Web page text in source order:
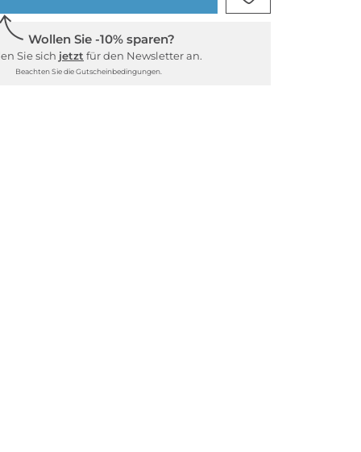
Wollen Sie -10% sparen?
Sie sich jetzt für den Newsletter an.
Beachten Sie die Gutscheinbedingungen.